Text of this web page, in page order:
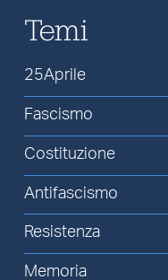
Temi
25Aprile
Fascismo
Costituzione
Antifascismo
Resistenza
Memoria